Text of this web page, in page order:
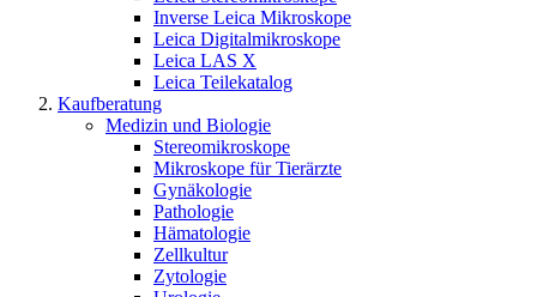
Inverse Leica Mikroskope
Leica Digitalmikroskope
Leica LAS X
Leica Teilekatalog
Kaufberatung
Medizin und Biologie
Stereomikroskope
Mikroskope für Tierärzte
Gynäkologie
Pathologie
Hämatologie
Zellkultur
Zytologie